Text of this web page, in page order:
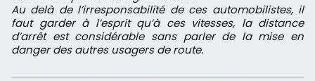
Au delà de l’irresponsabilité de ces automobilistes, il
faut garder à l’esprit qu’à ces vitesses, la distance
d’arrêt est considérable sans parler de la mise en
danger des autres usagers de route.